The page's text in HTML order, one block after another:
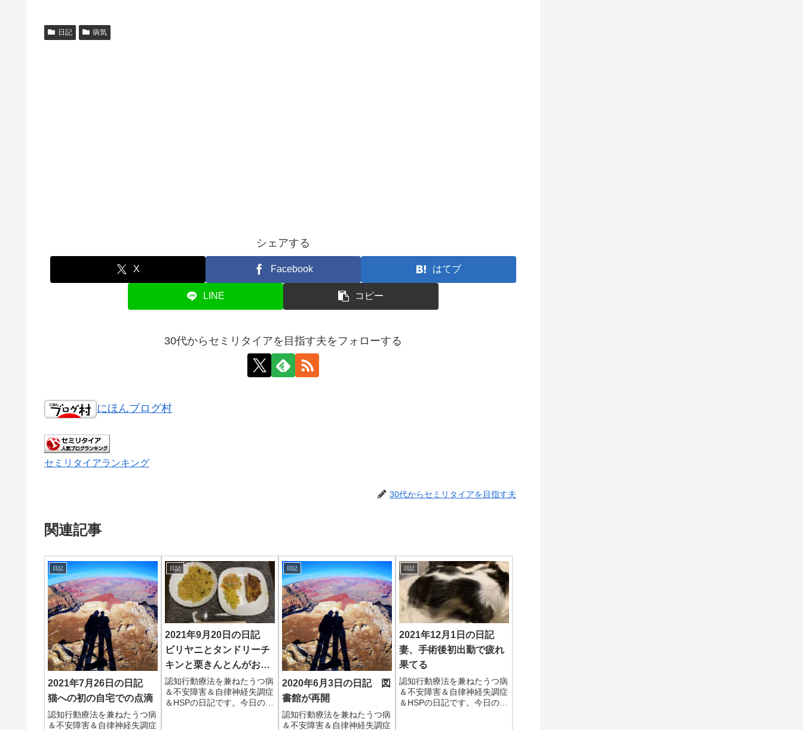
日記 病気
シェアする
X Facebook はてブ
LINE コピー
30代からセミリタイアを目指す夫をフォローする
にほんブログ村
セミリタイアランキング
30代からセミリタイアを目指す夫
関連記事
日記
2021年7月26日の日記
猫への初の自宅での点滴
認知行動療法を兼ねたうつ病
＆不安障害＆自律神経失調症
日記
2021年9月20日の日記
ビリヤニとタンドリーチ
キンと栗きんとんがおい
しかった
認知行動療法を兼ねたうつ病
＆不安障害＆自律神経失調症
＆HSPの日記です。今日の出
日記
2020年6月3日の日記 図
書館が再開
認知行動療法を兼ねたうつ病
＆不安障害＆自律神経失調症
日記
2021年12月1日の日記
妻、手術後初出勤で疲れ
果てる
認知行動療法を兼ねたうつ病
＆不安障害＆自律神経失調症
＆HSPの日記です。今日の出